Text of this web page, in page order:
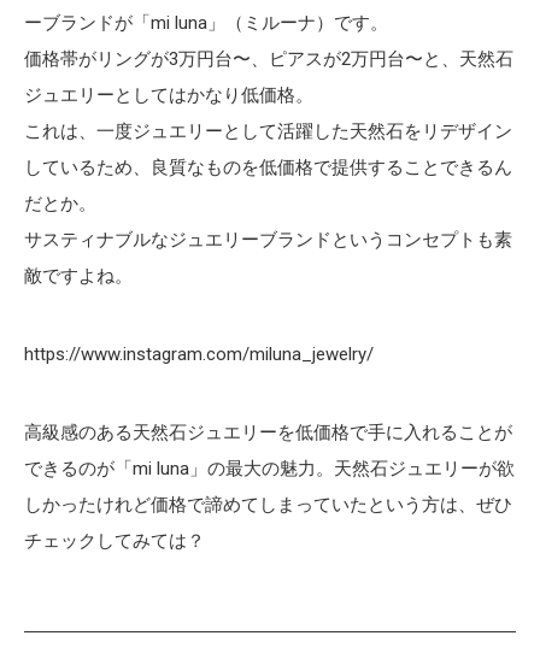
ーブランドが「mi luna」（ミルーナ）です。
価格帯がリングが3万円台〜、ピアスが2万円台〜と、天然石
ジュエリーとしてはかなり低価格。
これは、一度ジュエリーとして活躍した天然石をリデザイン
しているため、良質なものを低価格で提供することできるん
だとか。
サスティナブルなジュエリーブランドというコンセプトも素
敵ですよね。
https://www.instagram.com/miluna_jewelry/
高級感のある天然石ジュエリーを低価格で手に入れることが
できるのが「mi luna」の最大の魅力。天然石ジュエリーが欲
しかったけれど価格で諦めてしまっていたという方は、ぜひ
チェックしてみては？